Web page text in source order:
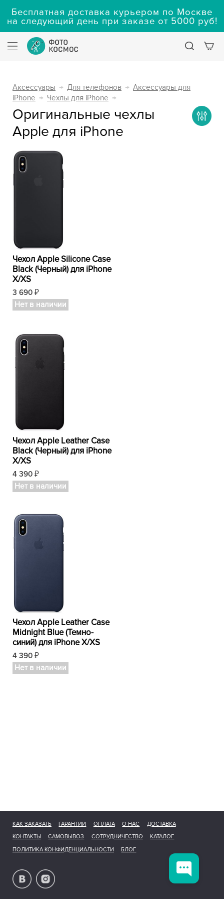
Бесплатная доставка курьером по Москве
на следующий день при заказе от 5000 руб!
Аксессуары → Для телефонов → Аксессуары для
iPhone → Чехлы для iPhone →
Оригинальные чехлы
Apple для iPhone
Чехол Apple Silicone Case
Black (Черный) для iPhone
X/XS
3 690 ₽
Нет в наличии
Чехол Apple Leather Case
Black (Черный) для iPhone
X/XS
4 390 ₽
Нет в наличии
Чехол Apple Leather Case
Midnight Blue (Темно-
синий) для iPhone X/XS
4 390 ₽
Нет в наличии
КАК ЗАКАЗАТЬ ГАРАНТИИ ОПЛАТА О НАС
ДОСТАВКА
КОНТАКТЫ
САМОВЫВОЗ СОТРУДНИЧЕСТВО
КАТАЛОГ
ПОЛИТИКА КОНФИДЕНЦИАЛЬНОСТИ
БЛОГ